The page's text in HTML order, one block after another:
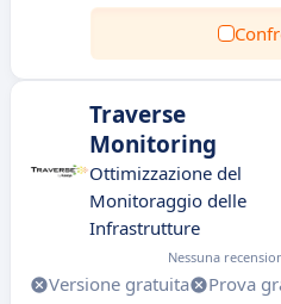
Traverse
Monitoring
Ottimizzazione del
Monitoraggio delle
Infrastrutture
Nessuna
Versione gratuita Prova